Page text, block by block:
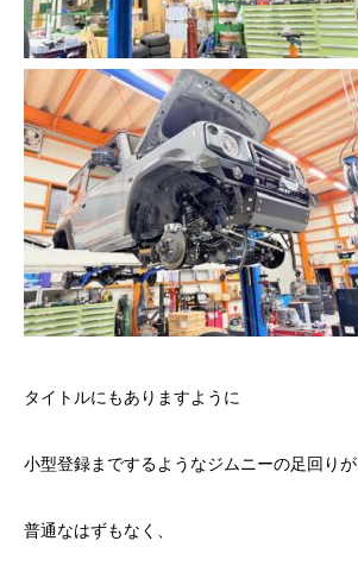
タイトルにもありますように
小型登録までするようなジムニーの足回りが
普通なはずもなく、